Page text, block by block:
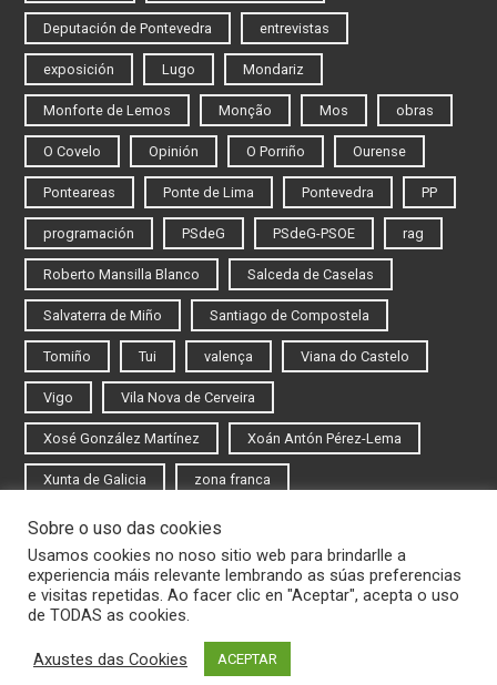
Deputación de Pontevedra entrevistas
exposición Lugo Mondariz
Monforte de Lemos Monção Mos obras
O Covelo Opinión O Porriño Ourense
Ponteareas Ponte de Lima Pontevedra PP
programación PSdeG PSdeG-PSOE rag
Roberto Mansilla Blanco Salceda de Caselas
Salvaterra de Miño Santiago de Compostela
Tomiño Tui valença Viana do Castelo
Vigo Vila Nova de Cerveira
Xosé González Martínez Xoán Antón Pérez-Lema
Xunta de Galicia zona franca
Iniciar sesión
Rexistrarse
© 2020 Novas do Eixo Atlántico
Sobre o uso das cookies
Usamos cookies no noso sitio web para brindarlle a
experiencia máis relevante lembrando as súas preferencias
e visitas repetidas. Ao facer clic en "Aceptar", acepta o uso
de TODAS as cookies.
Axustes das Cookies ACEPTAR